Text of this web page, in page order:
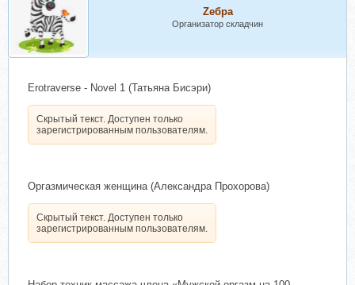
Zебра
Организатор складчин
Erotraverse - Novel 1 (Татьяна Бисэри)
Скрытый текст. Доступен только
зарегистрированным пользователям.
Оргазмическая женщина (Александра Прохорова)
Скрытый текст. Доступен только
зарегистрированным пользователям.